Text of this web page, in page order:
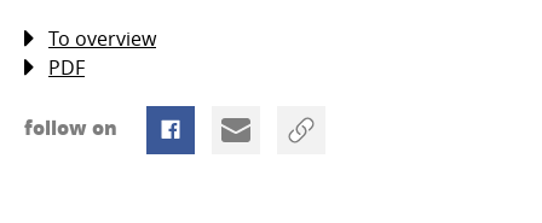
To overview
PDF
follow on